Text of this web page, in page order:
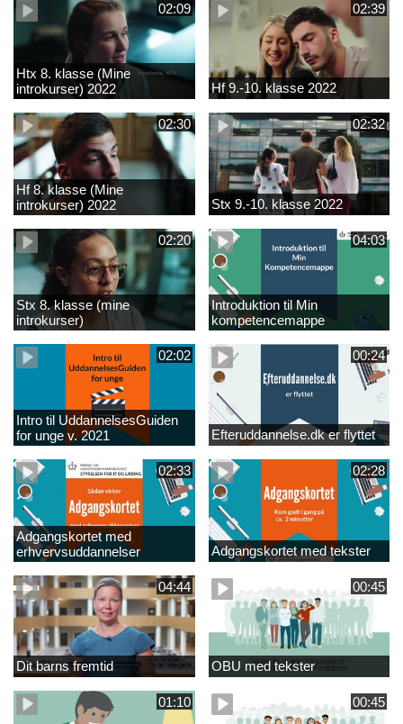
02:09
Htx 8. klasse (Mine
introkurser) 2022
02:39
Hf 9.-10. klasse 2022
02:30
Hf 8. klasse (Mine
introkurser) 2022
02:32
Stx 9.-10. klasse 2022
02:20
Stx 8. klasse (mine
introkurser)
04:03
Introduktion til Min
kompetencemappe
02:02
Intro til UddannelsesGuiden
for unge v. 2021
00:24
Efteruddannelse.dk er flyttet
02:33
Adgangskortet med
erhvervsuddannelser
02:28
Adgangskortet med tekster
04:44
Dit barns fremtid
00:45
OBU med tekster
01:10 00:45